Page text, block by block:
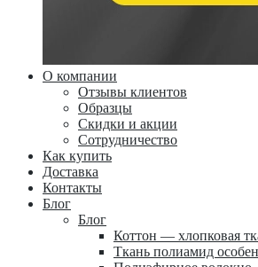
О компании
Отзывы клиентов
Образцы
Скидки и акции
Сотрудничество
Как купить
Доставка
Контакты
Блог
Блог
Коттон — хлопковая
Ткань полиамид